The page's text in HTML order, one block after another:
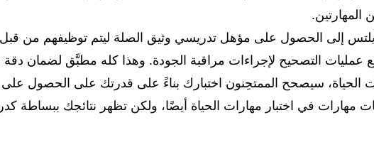
المهارتين.
إلى الحصول على مؤهل تدريسي وثيق الصلة ليتم توظيفهم من قبل
التصحيح لإجراءات مراقبة الجودة. وهذا كله مطبَّق لضمان دقة
الحياة، سيصحح الممتحِنون اختبارك بناءً على قدرتك على الحصول
مهارات في اختبار مهارات الحياة أيضًا، ولكن تظهر نتائجك ببساطة